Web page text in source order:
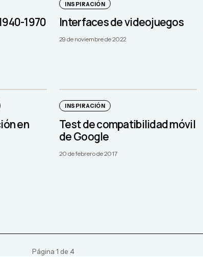
1970
INSPIRACIÓN
Interfaces de videojuegos
29 de noviembre de 2022
en
INSPIRACIÓN
Test de compatibilidad móvil
de Google
20 de febrero de 2017
Página 1 de 4